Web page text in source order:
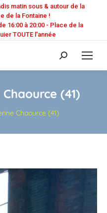
matin sous & autour de la
de la Fontaine !
16:00 à 20:00 - Place de la
TOUTE l'année
Recherche
:
(41)
Chaource (41)